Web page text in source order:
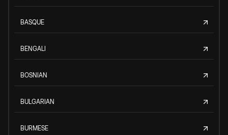
BASQUE
BENGALI
BOSNIAN
BULGARIAN
BURMESE